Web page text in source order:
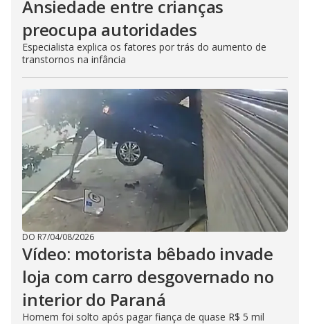
Ansiedade entre crianças
preocupa autoridades
Especialista explica os fatores por trás do aumento de
transtornos na infância
DO R7/04/08/2026
Vídeo: motorista bêbado invade
loja com carro desgovernado no
interior do Paraná
Homem foi solto após pagar fiança de quase R$ 5 mil